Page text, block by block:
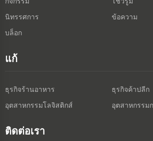
นิทรรศการ
ข้อความ
บล็อก
แก้
ธุรกิจร้านอาหาร
ธุรกิจค้าปลีก
อุตสาหกรรมโลจิสติกส์
อุตสาหกรรม
ติดต่อเรา